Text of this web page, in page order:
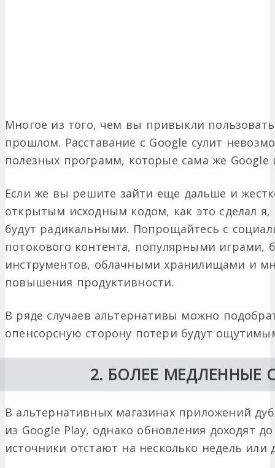
Многое из того, чем вы привыкли
прошлом. Расставание с Google сулит
полезных программ, которые сама же Google
Если же вы решите зайти еще дальше и
открытым исходным кодом, как это сделал
будут радикальными. Попрощайтесь с
потокового контента, популярными играми,
инструментов, облачными хранилищами и
повышения продуктивности.
В ряде случаев альтернативы можно
опенсорсную сторону потери будут
2. БОЛЕЕ МЕДЛЕННЫЕ
В альтернативных магазинах приложений
из Google Play, однако обновления доходят
источники отстают на несколько недель или